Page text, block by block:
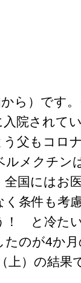
ら）です
院されて
父もコロ
ルメクチン
国にはお
条件も考
！ と冷た
のが4か
上）の結果